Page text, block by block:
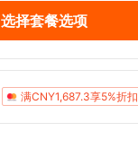
选择套餐选项
满CNY1,687.3享5%折扣